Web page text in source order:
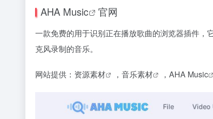
AHA Music 官网
一款免费的用于识别正在播放歌曲的浏览器插件
克风录制的音乐。
网站提供： 资源素材 ， 音乐素材 ，AHA Music